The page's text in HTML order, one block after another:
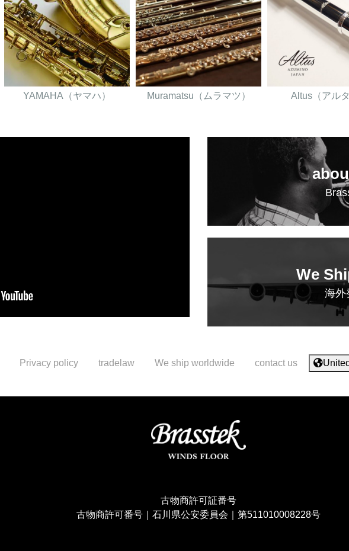
YAMAHA（ヤマハ） Muramatsu（ムラマツ） Altus（アルタ
We
海外
Privacy policy tradelaw We ship worldwide contact us
古物商許可証番号
古物商許可番号｜石川県公安委員会｜第511010008228号